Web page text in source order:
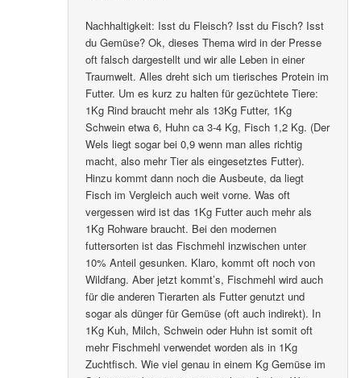
Nachhaltigkeit: Isst du Fleisch? Isst du Fisch? Isst
du Gemüse? Ok, dieses Thema wird in der Presse
oft falsch dargestellt und wir alle Leben in einer
Traumwelt. Alles dreht sich um tierisches Protein im
Futter. Um es kurz zu halten für gezüchtete Tiere:
1Kg Rind braucht mehr als 13Kg Futter, 1Kg
Schwein etwa 6, Huhn ca 3-4 Kg, Fisch 1,2 Kg. (Der
Wels liegt sogar bei 0,9 wenn man alles richtig
macht, also mehr Tier als eingesetztes Futter).
Hinzu kommt dann noch die Ausbeute, da liegt
Fisch im Vergleich auch weit vorne. Was oft
vergessen wird ist das 1Kg Futter auch mehr als
1Kg Rohware braucht. Bei den modernen
futtersorten ist das Fischmehl inzwischen unter
10% Anteil gesunken. Klaro, kommt oft noch von
Wildfang. Aber jetzt kommt’s, Fischmehl wird auch
für die anderen Tierarten als Futter genutzt und
sogar als dünger für Gemüse (oft auch indirekt). In
1Kg Kuh, Milch, Schwein oder Huhn ist somit oft
mehr Fischmehl verwendet worden als in 1Kg
Zuchtfisch. Wie viel genau in einem Kg Gemüse im